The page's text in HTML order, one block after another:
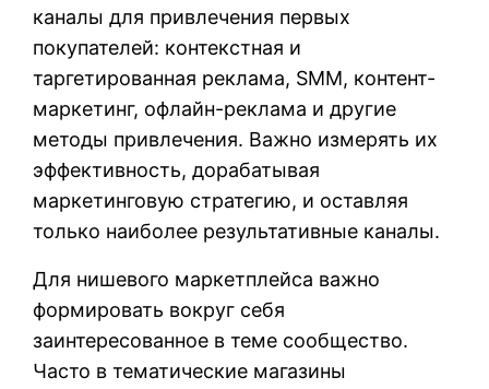
каналы для привлечения первых
покупателей: контекстная и
таргетированная реклама, SMM, контент-
маркетинг, офлайн-реклама и другие
методы привлечения. Важно измерять их
эффективность, дорабатывая
маркетинговую стратегию, и оставляя
только наиболее результативные каналы.
Для нишевого маркетплейса важно
формировать вокруг себя
заинтересованное в теме сообщество.
Часто в тематические магазины